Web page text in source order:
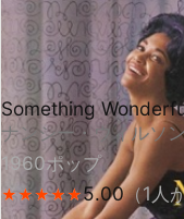
Something
ナンシー・ウィルソン
1960ポップ
★
★★
★★
★★
★★
★5.00（1人が
Amazonで探す